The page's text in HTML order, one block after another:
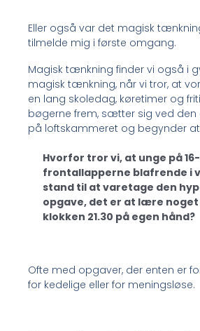
Eller også var det magisk
tilmelde mig i første omgang.
Magisk tænkning finder vi også i
magisk tænkning, når vi tror, at
en lang skoledag, køretimer og
bøgerne frem, sætter sig ved
på loftskammeret og begynder
Hvorfor tror vi, at unge på
frontallapperne blafrende i
stand til at varetage den
opgave, det er at lære
klokken 21.30 på egen hånd?
Ofte med opgaver, der enten er
for kedelige eller for meningsløse.